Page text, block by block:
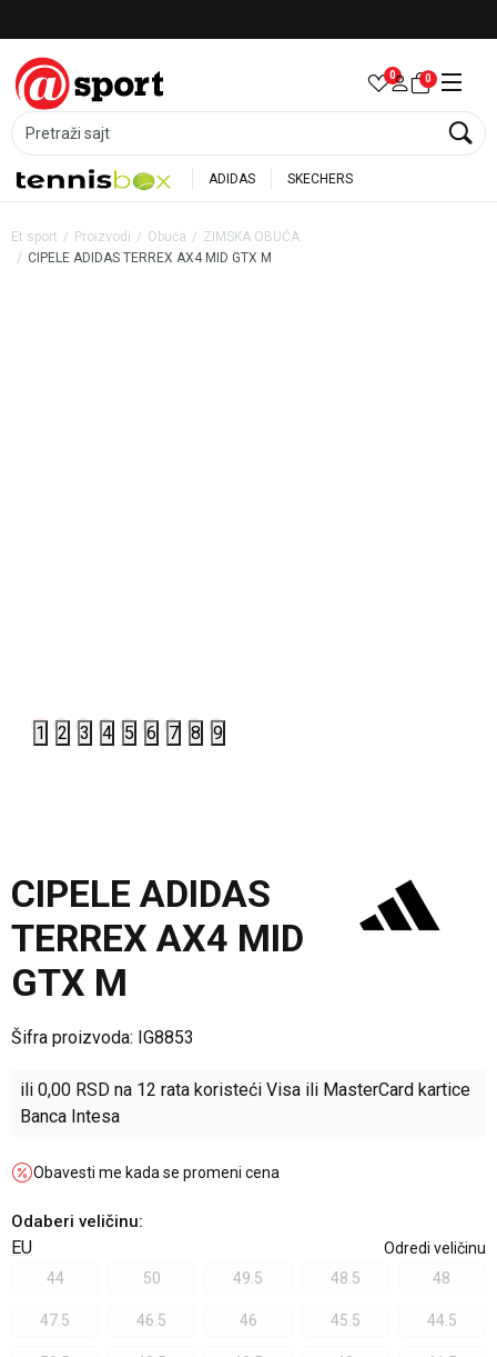
Pretraži sajt
0 0
ADIDAS SKECHERS
Et sport Proizvodi Obuća
ZIMSKA OBUĆA
CIPELE ADIDAS TERREX AX4 MID GTX M
1 2 3 4 5 6 7 8 9
CIPELE ADIDAS
TERREX AX4 MID
GTX M
Šifra proizvoda: IG8853
ili 0,00 RSD na 12 rata koristeći Visa ili MasterCard kartice
Banca Intesa
Obavesti me kada se promeni cena
Odaberi veličinu:
EU
Odredi veličinu
44
50 49.5 48.5 48
47.5 46.5 46 45.5 44.5